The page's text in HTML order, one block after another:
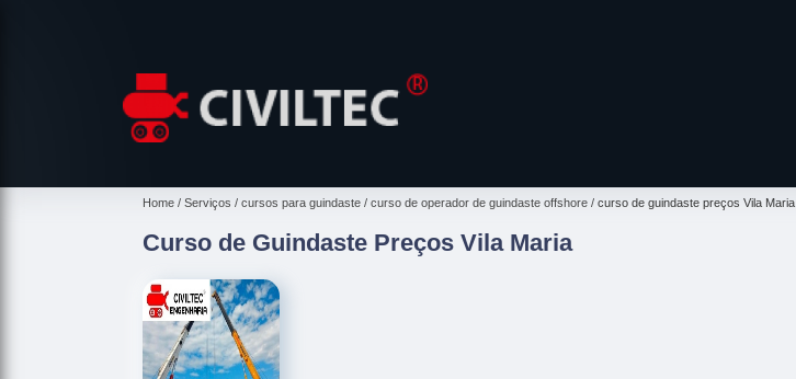
Home Serviços cursos para guindaste curso de operador de guindaste offshore curso de guindaste preços Vila Maria
Curso de Guindaste Preços Vila Maria